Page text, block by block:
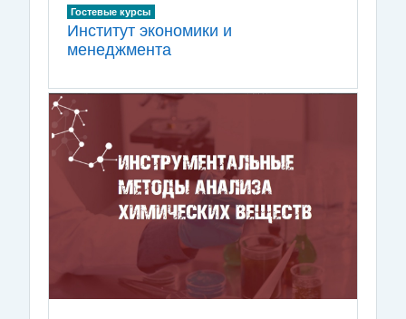
Гостевые курсы
Институт экономики и
менеджмента